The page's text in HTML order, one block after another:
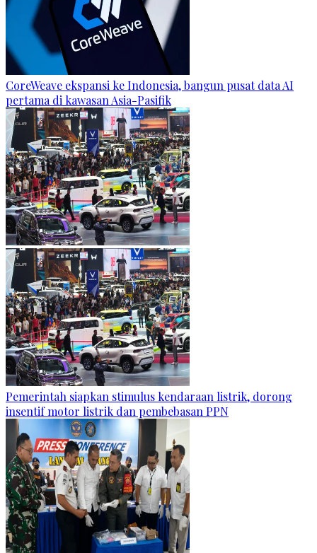
CoreWeave ekspansi ke Indonesia, bangun pusat data AI
pertama di kawasan Asia-Pasifik
Pemerintah siapkan stimulus kendaraan listrik, dorong
insentif motor listrik dan pembebasan PPN